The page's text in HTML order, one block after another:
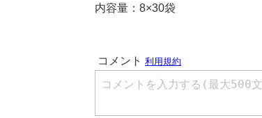
内容量：8×30袋